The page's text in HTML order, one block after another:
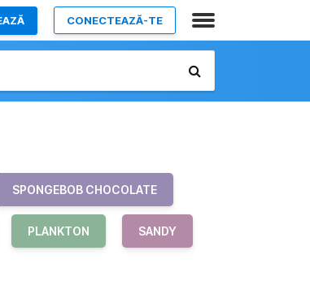
CONECTEAZĂ-TE
SPONGEBOB CHOCOLATE
PLANKTON SANDY